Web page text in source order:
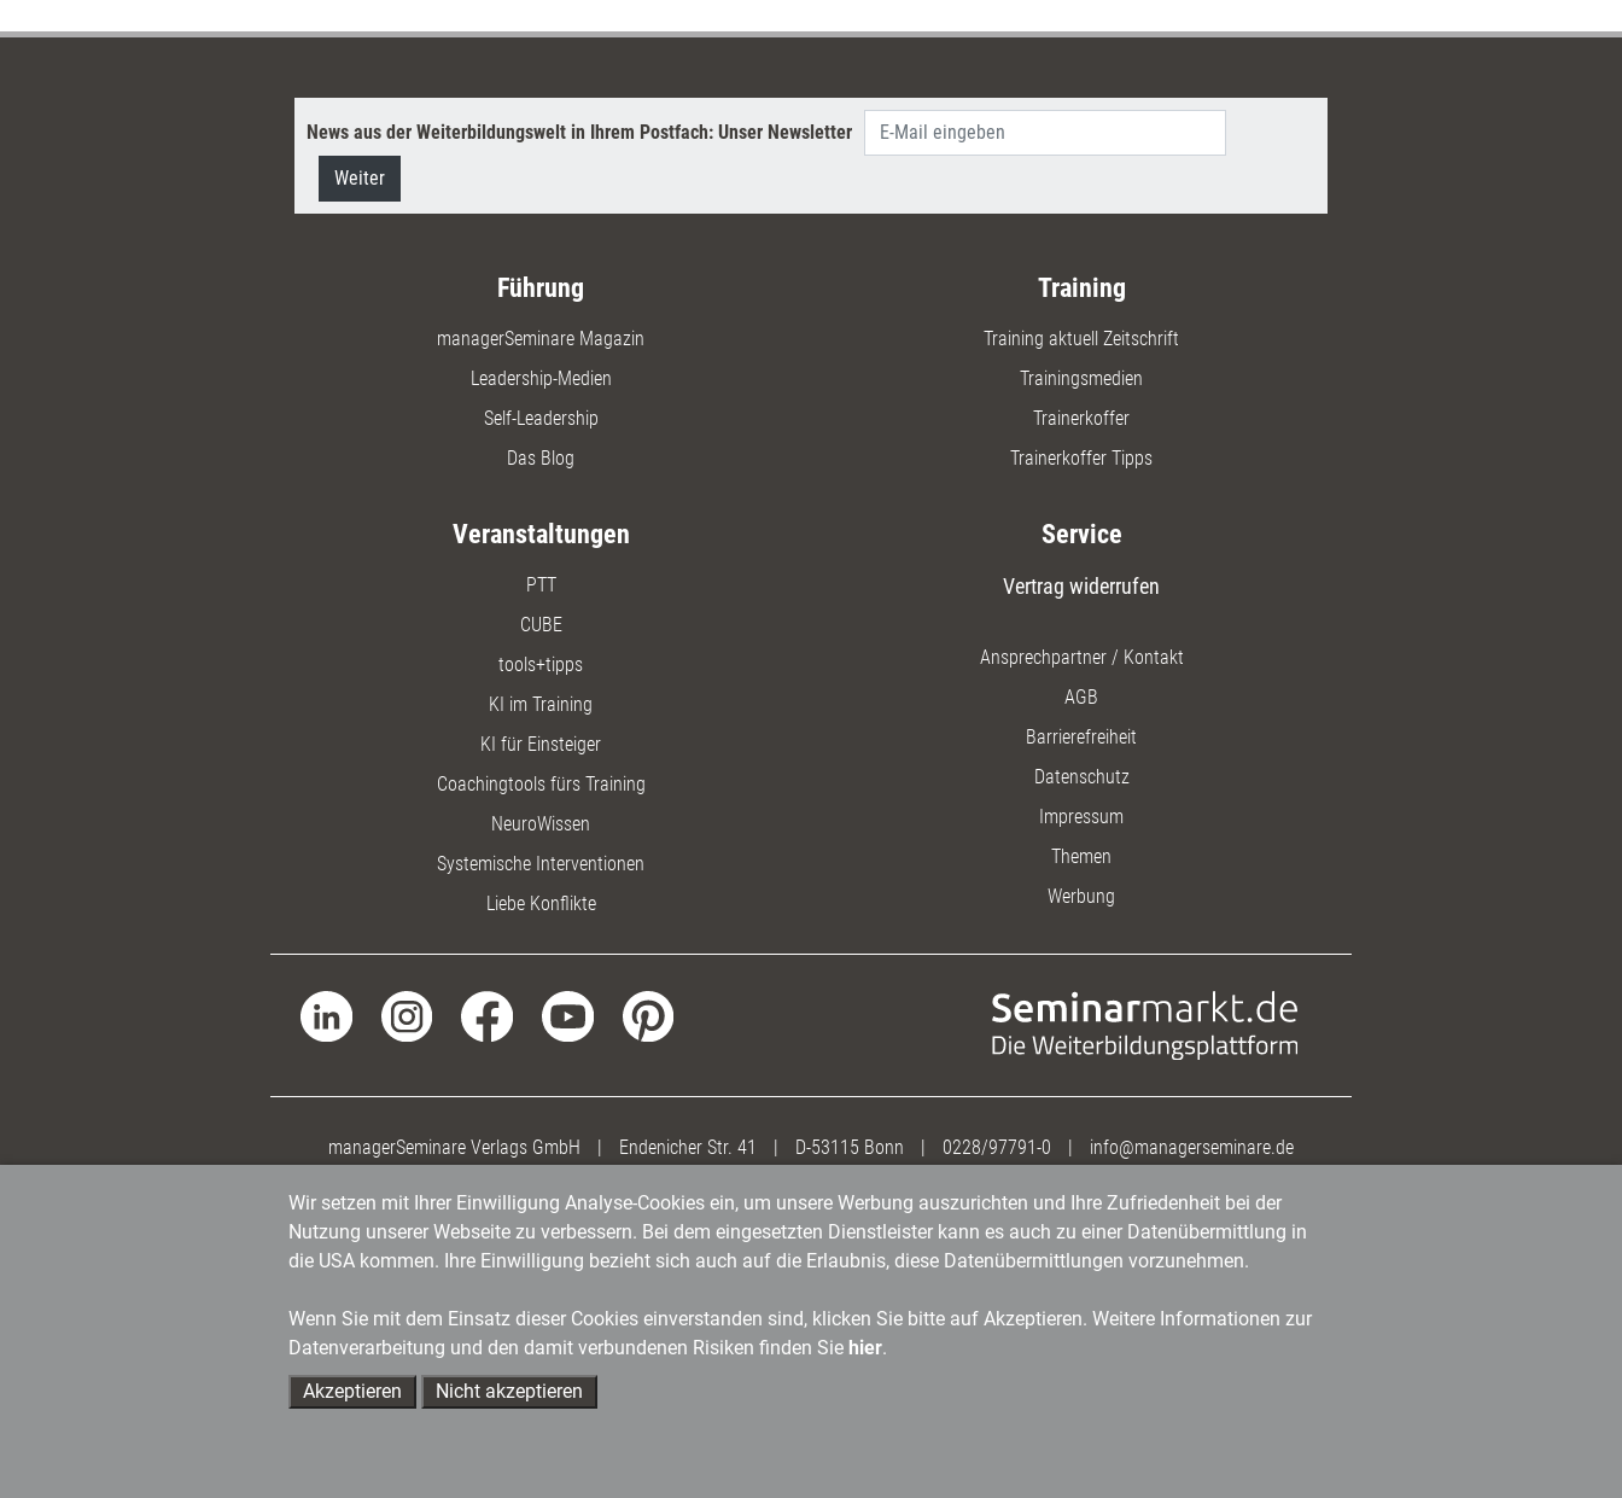
Work World zu meistern.
News aus der Weiterbildungswelt in Ihrem Postfach: Unser Newsletter
Weiter
Führung
managerSeminare Magazin
Leadership-Medien
Self-Leadership
Das Blog
Training
Training aktuell Zeitschrift
Trainingsmedien
Trainerkoffer
Trainerkoffer Tipps
Veranstaltungen
PTT
CUBE
tools+tipps
KI im Training
KI für Einsteiger
Coachingtools fürs Training
NeuroWissen
Systemische Interventionen
Liebe Konflikte
Service
Vertrag widerrufen
Ansprechpartner / Kontakt
AGB
Barrierefreiheit
Datenschutz
Impressum
Themen
Werbung
managerSeminare Verlags GmbH Endenicher Str. 41 D-53115 Bonn 0228/97791-0 info@managerseminare.de
Wir setzen mit Ihrer Einwilligung Analyse-Cookies ein, um unsere Werbung auszurichten und Ihre Zufriedenheit bei der
Nutzung unserer Webseite zu verbessern. Bei dem eingesetzten Dienstleister kann es auch zu einer Datenübermittlung in
die USA kommen. Ihre Einwilligung bezieht sich auch auf die Erlaubnis, diese Datenübermittlungen vorzunehmen.
Wenn Sie mit dem Einsatz dieser Cookies einverstanden sind, klicken Sie bitte auf Akzeptieren. Weitere Informationen zur
Datenverarbeitung und den damit verbundenen Risiken finden Sie hier.
Akzeptieren
Nicht akzeptieren